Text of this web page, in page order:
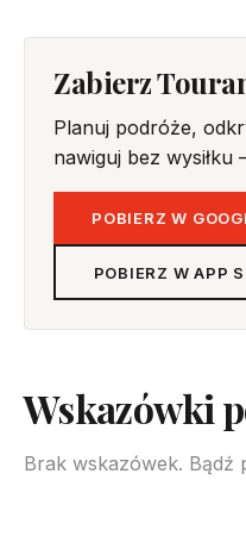
Zabierz
Planuj podróże,
nawiguj bez
POBIERZ W
POBIERZ W APP
Wskazówki
Brak wskazówek. Bądź